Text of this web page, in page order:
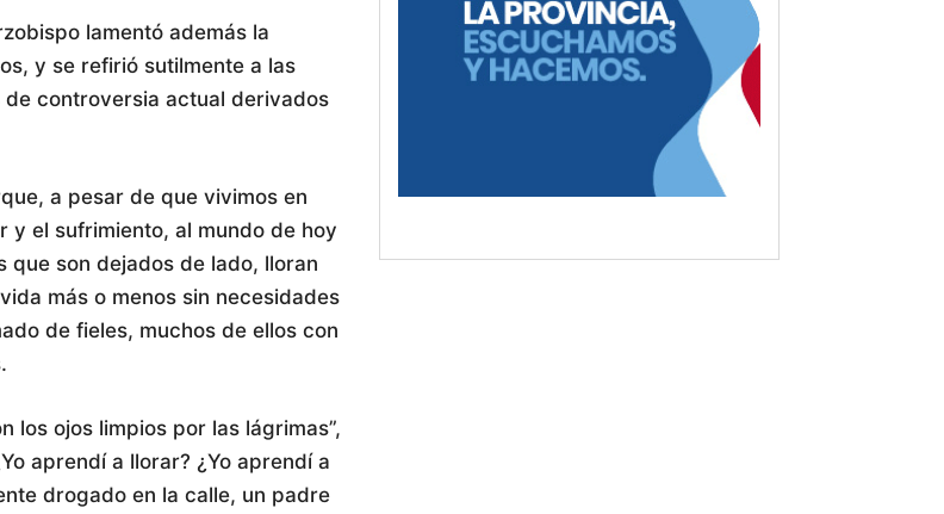
lamentó además la
y se refirió sutilmente a las
controversia actual derivados
a pesar de que vivimos en
y el sufrimiento, al mundo de hoy
que son dejados de lado, lloran
más o menos sin necesidades
de fieles, muchos de ellos con
los ojos limpios por las lágrimas”,
aprendí a llorar? ¿Yo aprendí a
drogado en la calle, un padre